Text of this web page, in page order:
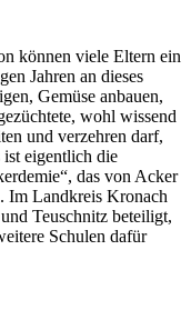
können viele Eltern ein
Jahren an dieses
Gemüse anbauen,
wohl wissend
und verzehren darf,
ist eigentlich die
das von Acker
Im Landkreis Kronach
Teuschnitz beteiligt,
Schulen dafür